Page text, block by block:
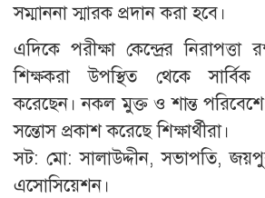
সম্মাননা স্মারক প্রদান করা হবে।
এদিকে পরীক্ষা কেন্দ্রের
শিক্ষকরা উপস্থিত থেকে
করেছেন। নকল মুক্ত ও শান্ত পরিবেশে
সন্তোস প্রকাশ করেছে শিক্ষার্থীরা।
সট: মো: সালাউদ্দীন, সভাপতি,
এসোসিয়েশন।